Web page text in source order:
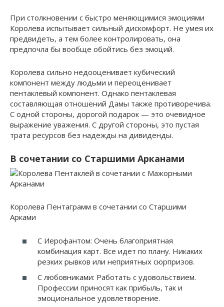
При столкновении с быстро меняющимися эмоциями
Королева испытывает сильный дискомфорт. Не умея их
предвидеть, а тем более контролировать, она
предпочла бы вообще обойтись без эмоций.
Королева сильно недооценивает кубический
компонент между людьми и переоценивает
пентаклевый компонент. Однако пентаклевая
составляющая отношений Дамы также противоречива.
С одной стороны, дорогой подарок — это очевидное
выражение уважения. С другой стороны, это пустая
трата ресурсов без надежды на дивиденды.
В сочетании со Старшими Арканами
Королева Пентаграмм в сочетании со Старшими
Арками
С Иерофантом: Очень благоприятная
комбинация карт. Все идет по плану. Никаких
резких рывков или неприятных сюрпризов.
С любовниками: Работать с удовольствием.
Профессии приносят как прибыль, так и
эмоциональное удовлетворение.